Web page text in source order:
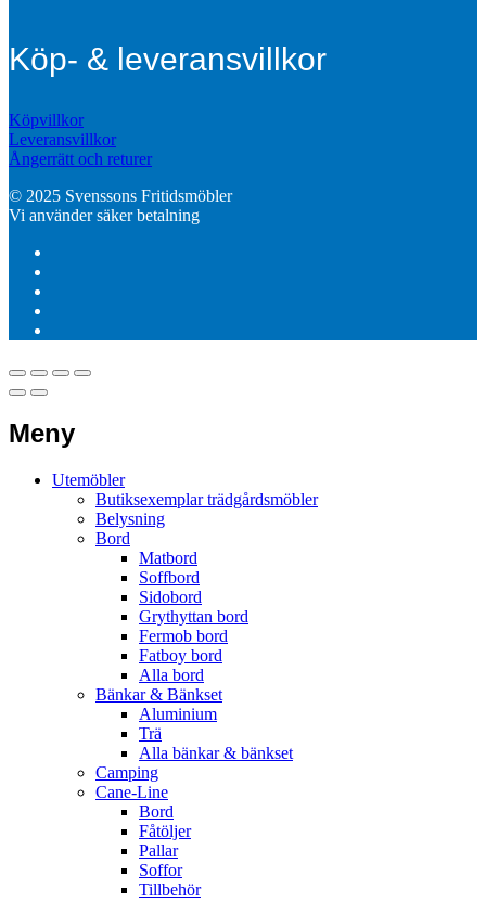
Köp- & leveransvillkor
Köpvillkor
Leveransvillkor
Ångerrätt och returer
© 2025 Svenssons Fritidsmöbler
Vi använder säker betalning
Meny
Utemöbler
Butiksexemplar trädgårdsmöbler
Belysning
Bord
Matbord
Soffbord
Sidobord
Grythyttan bord
Fermob bord
Fatboy bord
Alla bord
Bänkar & Bänkset
Aluminium
Trä
Alla bänkar & bänkset
Camping
Cane-Line
Bord
Fåtöljer
Pallar
Soffor
Tillbehör